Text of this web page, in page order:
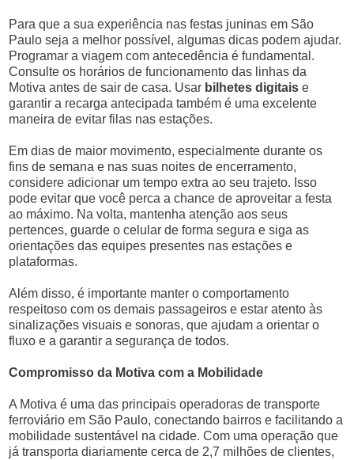
Para que a sua experiência nas festas juninas em São
Paulo seja a melhor possível, algumas dicas podem ajudar.
Programar a viagem com antecedência é fundamental.
Consulte os horários de funcionamento das linhas da
Motiva antes de sair de casa. Usar bilhetes digitais e
garantir a recarga antecipada também é uma excelente
maneira de evitar filas nas estações.
Em dias de maior movimento, especialmente durante os
fins de semana e nas suas noites de encerramento,
considere adicionar um tempo extra ao seu trajeto. Isso
pode evitar que você perca a chance de aproveitar a festa
ao máximo. Na volta, mantenha atenção aos seus
pertences, guarde o celular de forma segura e siga as
orientações das equipes presentes nas estações e
plataformas.
Além disso, é importante manter o comportamento
respeitoso com os demais passageiros e estar atento às
sinalizações visuais e sonoras, que ajudam a orientar o
fluxo e a garantir a segurança de todos.
Compromisso da Motiva com a Mobilidade
A Motiva é uma das principais operadoras de transporte
ferroviário em São Paulo, conectando bairros e facilitando a
mobilidade sustentável na cidade. Com uma operação que
já transporta diariamente cerca de 2,7 milhões de clientes,